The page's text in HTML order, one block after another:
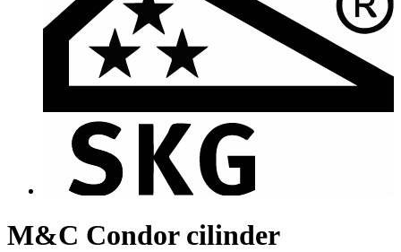
M&C Condor cilinder